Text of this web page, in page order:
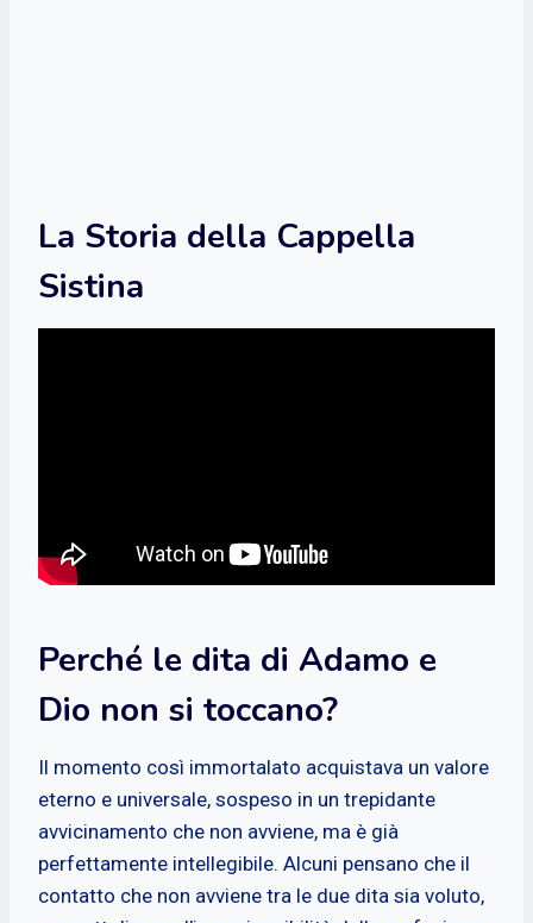
La Storia della Cappella
Sistina
Perché le dita di Adamo e
Dio non si toccano?
Il momento così immortalato acquistava un valore
eterno e universale, sospeso in un trepidante
avvicinamento che non avviene, ma è già
perfettamente intellegibile. Alcuni pensano che il
contatto che non avviene tra le due dita sia voluto,